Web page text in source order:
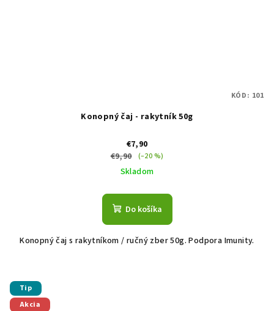
Konopný čaj - rakytník 50g
€7,90
€9,90
(–20 %)
Skladom
Do košíka
Konopný čaj s rakytníkom / ručný zber 50g. Podpora Imunity.
KÓD: 101
Tip
Akcia